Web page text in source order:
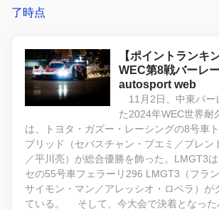
了時点
【ポイントランキ
WEC第8戦バーレ
autosport web
11月2日、中東バー
た2024年WEC世界耐
は、トヨタ・ガズー・レーシングの8号車
ブリッド（セバスチャン・ブエミ／ブレン
／平川亮）が総合優勝を飾った。LMGT3
セの55号車フェラーリ296 LMGT3（フラ
サイモン・マン／アレッシオ・ロベラ）が
ている。 そして、今大会で決着となった